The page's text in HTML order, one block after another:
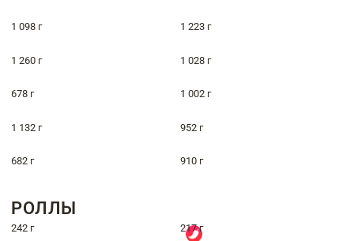
1 098 г 1 223 г
1 260 г 1 028 г
678 г 1 002 г
1 132 г 952 г
682 г 910 г
РОЛЛЫ
242 г 217 г